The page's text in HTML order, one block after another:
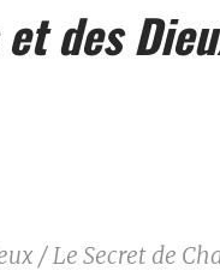
des
/ Le Secret de